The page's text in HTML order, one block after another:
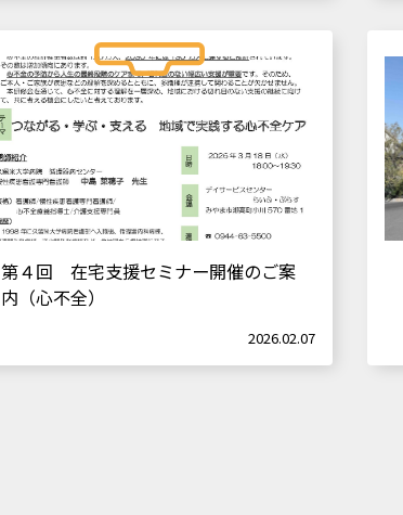
第４回 在宅支援セミナー開催のご案
内（心不全）
2026.02.07